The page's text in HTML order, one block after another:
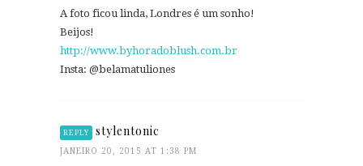
A foto ficou linda, Londres é um sonho!
Beijos!
http://www.byhoradoblush.com.br
Insta: @belamatuliones
REPLY stylentonic
JANEIRO 20, 2015 AT 1:38 PM